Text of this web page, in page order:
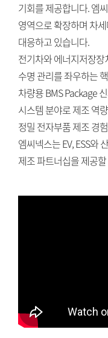
기회를 제공합니다. 엠
영역으로 확장하며 차
대응하고 있습니다.
전기차와 에너지저장
수명 관리를 좌우하는
차량용 BMS Package
시스템 분야로 제조 역
정밀 전자부품 제조 경
엠씨넥스는 EV, ESS와
제조 파트너십을 제공